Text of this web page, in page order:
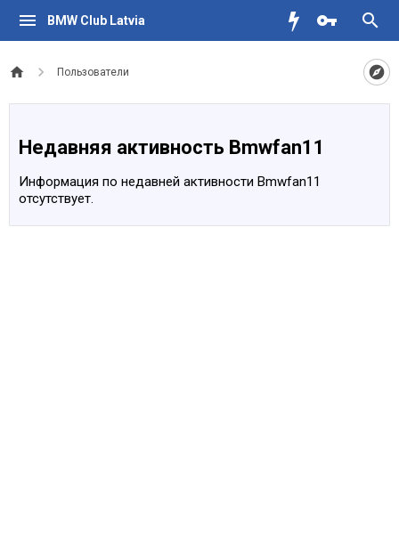
BMW Club Latvia
Пользователи
Недавняя активность Bmwfan11
Информация по недавней активности Bmwfan11
отсутствует.